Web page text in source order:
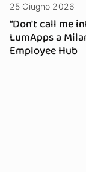
25 Giugno 2026
“Don't call me
LumApps a
Employee Hub